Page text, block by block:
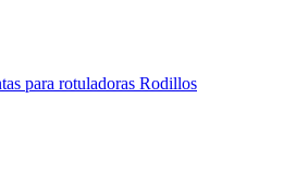
para rotuladoras Rodillos